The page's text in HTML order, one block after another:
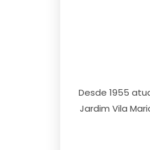
Desde 1955
Jardim Vila